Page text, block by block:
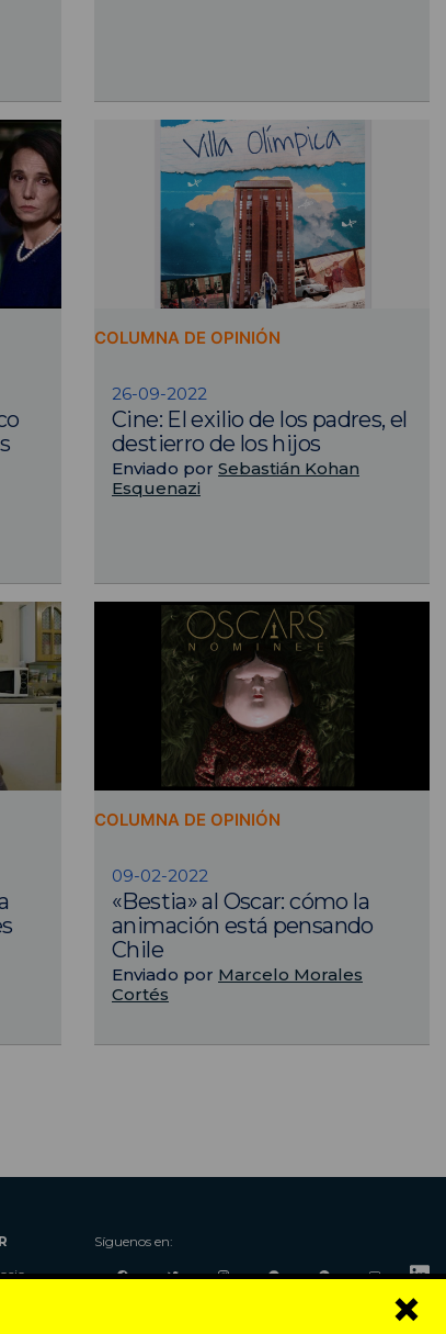
×
COLUMNA DE OPINIÓN
26-09-2022
Cine: El exilio de los padres, el
destierro de los hijos
Enviado por Sebastián Kohan
Esquenazi
COLUMNA DE OPINIÓN
09-02-2022
«Bestia» al Oscar: cómo la
animación está pensando
Chile
Enviado por Marcelo Morales
Cortés
Síguenos en: